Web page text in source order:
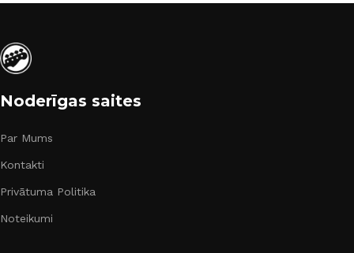
Noderīgas saites
Par Mums
Kontakti
Privātuma Politika
Noteikumi